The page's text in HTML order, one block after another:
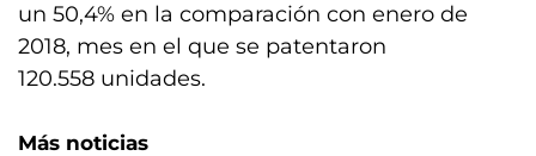
un 50,4% en la comparación con enero de
2018, mes en el que se patentaron
120.558 unidades.
Más noticias